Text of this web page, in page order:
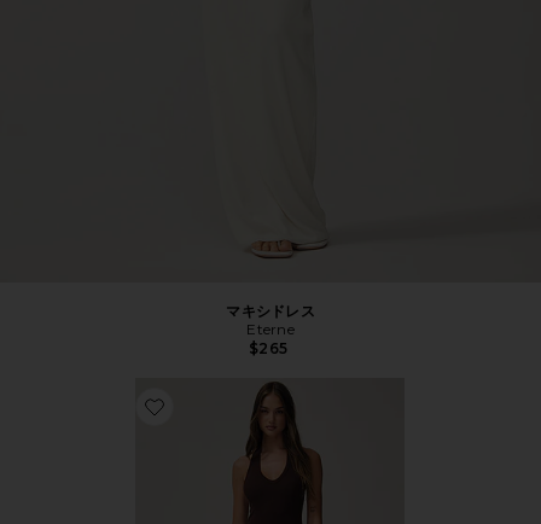
マキシドレス
Eterne
$265
Favorite シルクリブUネックホルターマキシドレス